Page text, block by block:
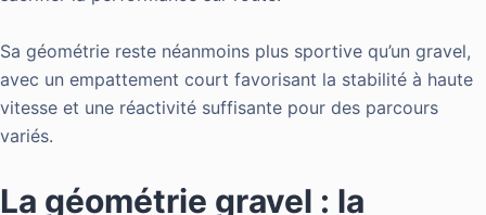
Sa géométrie reste néanmoins plus sportive qu’un gravel,
avec un empattement court favorisant la stabilité à haute
vitesse et une réactivité suffisante pour des parcours
variés.
La géométrie gravel : la